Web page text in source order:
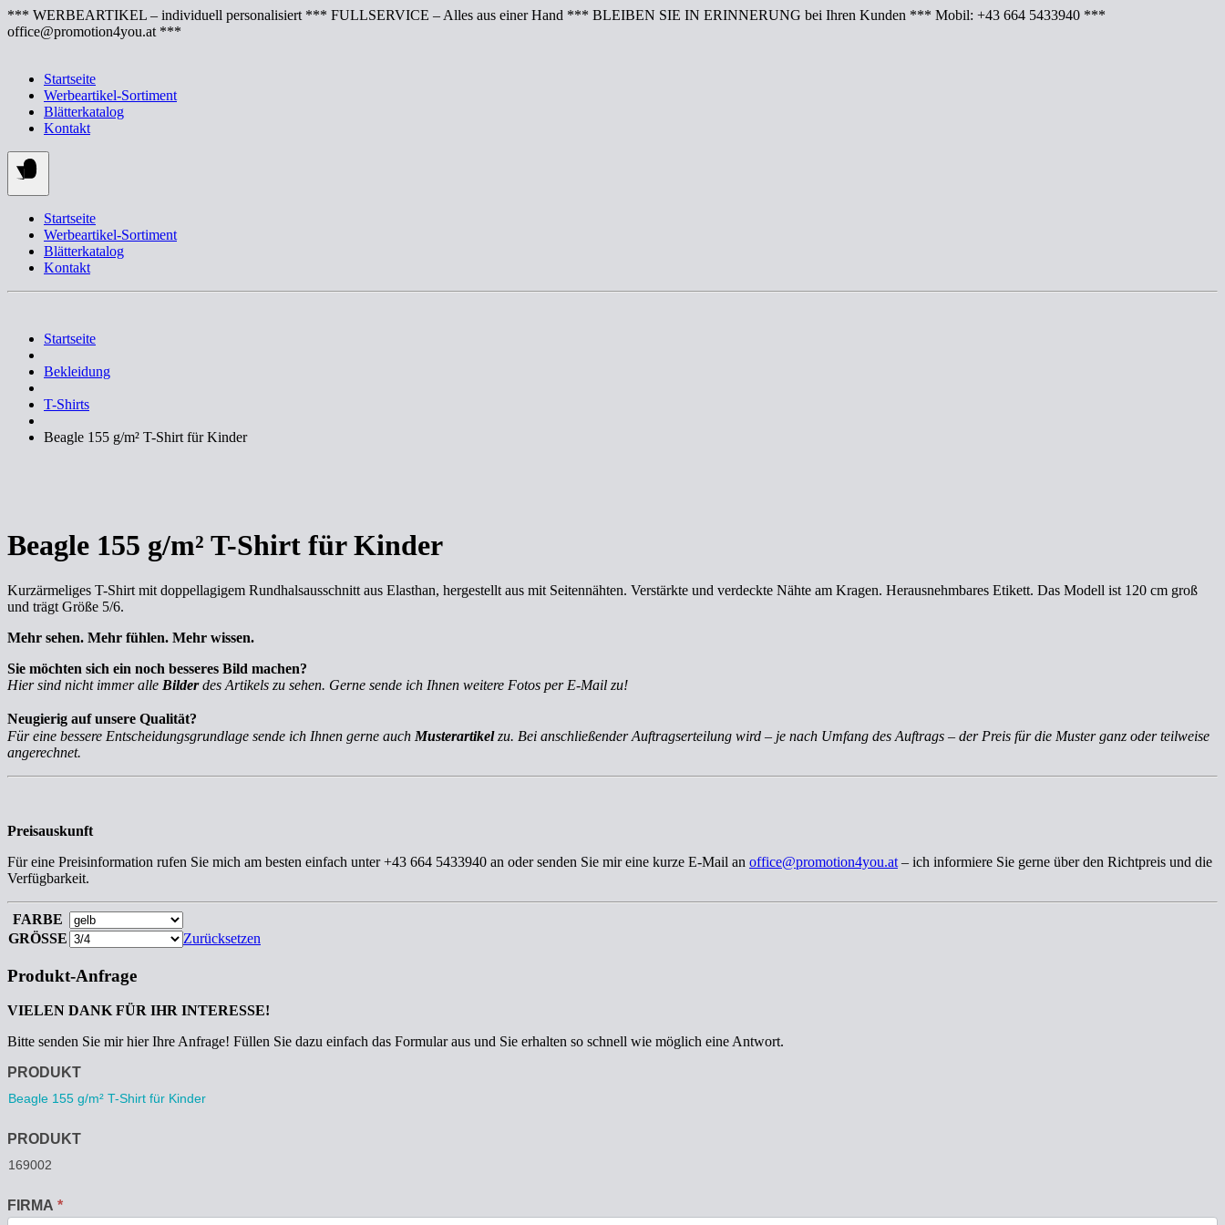
Springe
zum
*** WERBEARTIKEL – individuell personalisiert *** FULLSERVICE – Alles aus einer Hand *** BLEIBEN SIE IN ERINNERUNG bei Ihren Kunden *** Mobil: +43 664 5433940 ***
office@promotion4you.at ***
Startseite
Werbeartikel-Sortiment
Blätterkatalog
Kontakt
Startseite
Werbeartikel-Sortiment
Blätterkatalog
Kontakt
Startseite
Bekleidung
T-Shirts
Beagle 155 g/m² T-Shirt für Kinder
Beagle 155 g/m² T-Shirt für Kinder
Kurzärmeliges T-Shirt mit doppellagigem Rundhalsausschnitt aus Elasthan, hergestellt aus mit Seitennähten. Verstärkte und verdeckte Nähte am Kragen. Herausnehmbares Etikett. Das Modell ist 120 cm groß
und trägt Größe 5/6.
Mehr sehen. Mehr fühlen. Mehr wissen.
Sie möchten sich ein noch besseres Bild machen?
Hier sind nicht immer alle Bilderdes Artikels zu sehen. Gerne sende ich Ihnen weitere Fotos per E-Mail zu!
Neugierig auf unsere Qualität?
Für eine bessere Entscheidungsgrundlage sende ich Ihnen gerne auch Musterartikelzu. Bei anschließender Auftragserteilung wird – je nach Umfang des Auftrags – der Preis für die Muster ganz oder teilweise
angerechnet.
Preisauskunft
Für eine Preisinformation rufen Sie mich am besten einfach unter +43 664 5433940 an oder senden Sie mir eine kurze E-Mail an office@promotion4you.at – ich informiere Sie gerne über den Richtpreis und die
Verfügbarkeit.
FARBE
GRÖSSE
Zurücksetzen
Produkt-Anfrage
VIELEN DANK FÜR IHR INTERESSE!
Bitte senden Sie mir hier Ihre Anfrage! Füllen Sie dazu einfach das Formular aus und Sie erhalten so schnell wie möglich eine Antwort.
Anfrage
PRODUKT
PRODUKT
FIRMA *